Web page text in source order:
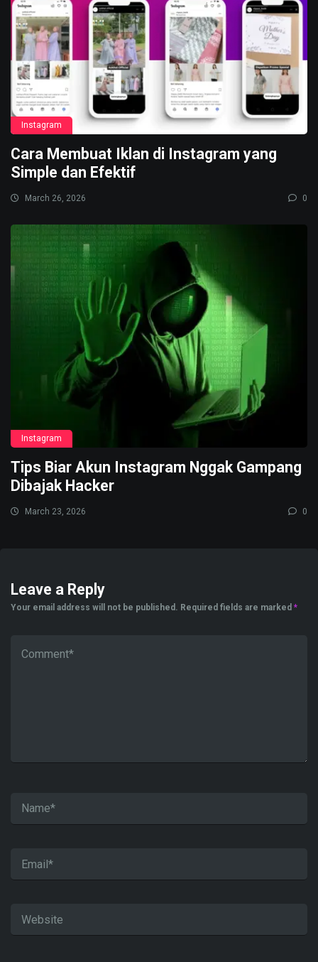
Instagram
Cara Membuat Iklan di Instagram yang
Simple dan Efektif
March 26, 2026 0
Instagram
Tips Biar Akun Instagram Nggak Gampang
Dibajak Hacker
March 23, 2026 0
Leave a Reply
Your email address will not be published. Required fields are marked *